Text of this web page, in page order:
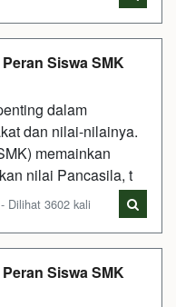
Siswa SMK
dalam
dan nilai-nilainya.
memainkan
nilai Pancasila, t
Dilihat 3602 kali
Siswa SMK